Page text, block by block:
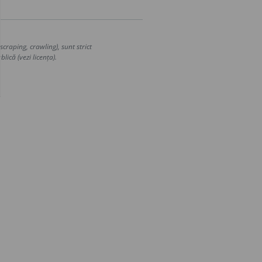
crawling), sunt strict
(vezi licența).